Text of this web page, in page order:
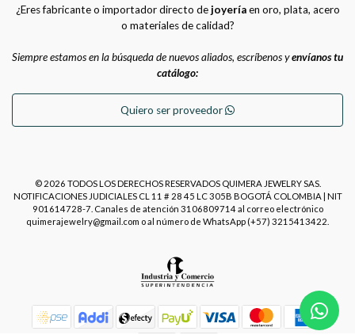
¿Eres fabricante o importador directo dejoyeríaen oro, plata, acero
o materiales de calidad?
Siempre estamos en la búsqueda de nuevos aliados, escríbenos yenvíanos tu
catálogo:
Quiero ser proveedor
© 2026 TODOS LOS DERECHOS RESERVADOS QUIMERA JEWELRY SAS.
NOTIFICACIONES JUDICIALES CL 11 # 28 45 LC 305B BOGOTÁ COLOMBIA | NIT
901614728-7. Canales de atención 3106809714 al correo electrónico
quimerajewelry@gmail.com o al número de WhatsApp (+57) 3215413422.